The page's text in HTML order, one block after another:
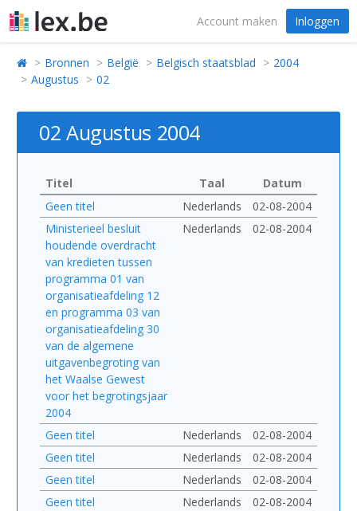
Account maken Inloggen
Bronnen België Belgisch staatsblad
2004
Augustus
02
02 Augustus 2004
Titel Taal
Datum
Geen titel
Nederlands
02-08-2004
Ministerieel besluit
houdende overdracht
van kredieten tussen
programma 01 van
organisatieafdeling 12
en programma 03 van
organisatieafdeling 30
van de algemene
uitgavenbegroting van
het Waalse Gewest
voor het begrotingsjaar
2004
Nederlands 02-08-2004
Geen titel Nederlands
02-08-2004
Geen titel
Nederlands
02-08-2004
Geen titel
Nederlands
02-08-2004
Geen titel
Nederlands
02-08-2004